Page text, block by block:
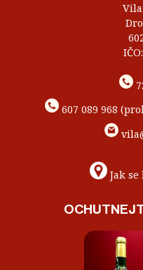
607 089 968
Jak